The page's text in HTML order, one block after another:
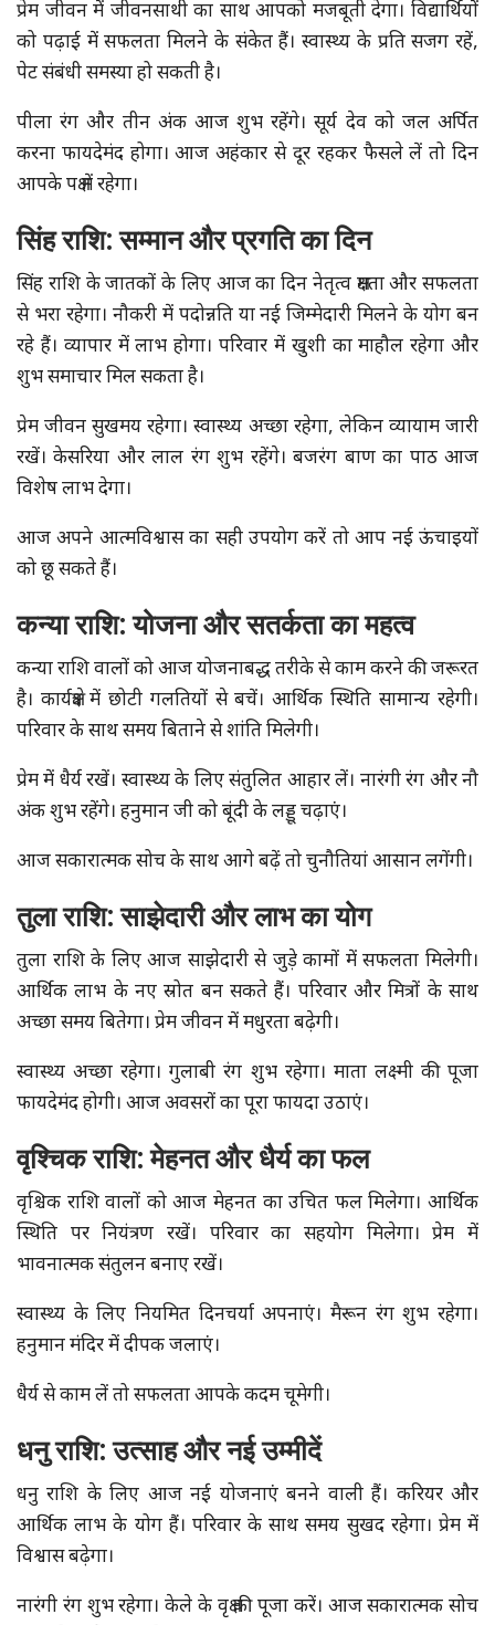
प्रेम जीवन में जीवनसाथी का साथ आपको मजबूती देगा। विद्यार्थियों
को पढ़ाई में सफलता मिलने के संकेत हैं। स्वास्थ्य के प्रति सजग रहें,
पेट संबंधी समस्या हो सकती है।
पीला रंग और तीन अंक आज शुभ रहेंगे। सूर्य देव को जल अर्पित
करना फायदेमंद होगा। आज अहंकार से दूर रहकर फैसले लें तो दिन
आपके पक्ष में रहेगा।
सिंह राशि: सम्मान और प्रगति का दिन
सिंह राशि के जातकों के लिए आज का दिन नेतृत्व क्षमता और सफलता
से भरा रहेगा। नौकरी में पदोन्नति या नई जिम्मेदारी मिलने के योग बन
रहे हैं। व्यापार में लाभ होगा। परिवार में खुशी का माहौल रहेगा और
शुभ समाचार मिल सकता है।
प्रेम जीवन सुखमय रहेगा। स्वास्थ्य अच्छा रहेगा, लेकिन व्यायाम जारी
रखें। केसरिया और लाल रंग शुभ रहेंगे। बजरंग बाण का पाठ आज
विशेष लाभ देगा।
आज अपने आत्मविश्वास का सही उपयोग करें तो आप नई ऊंचाइयों
को छू सकते हैं।
कन्या राशि: योजना और सतर्कता का महत्व
कन्या राशि वालों को आज योजनाबद्ध तरीके से काम करने की जरूरत
है। कार्यक्षेत्र में छोटी गलतियों से बचें। आर्थिक स्थिति सामान्य रहेगी।
परिवार के साथ समय बिताने से शांति मिलेगी।
प्रेम में धैर्य रखें। स्वास्थ्य के लिए संतुलित आहार लें। नारंगी रंग और नौ
अंक शुभ रहेंगे। हनुमान जी को बूंदी के लड्डू चढ़ाएं।
आज सकारात्मक सोच के साथ आगे बढ़ें तो चुनौतियां आसान लगेंगी।
तुला राशि: साझेदारी और लाभ का योग
तुला राशि के लिए आज साझेदारी से जुड़े कामों में सफलता मिलेगी।
आर्थिक लाभ के नए स्रोत बन सकते हैं। परिवार और मित्रों के साथ
अच्छा समय बितेगा। प्रेम जीवन में मधुरता बढ़ेगी।
स्वास्थ्य अच्छा रहेगा। गुलाबी रंग शुभ रहेगा। माता लक्ष्मी की पूजा
फायदेमंद होगी। आज अवसरों का पूरा फायदा उठाएं।
वृश्चिक राशि: मेहनत और धैर्य का फल
वृश्चिक राशि वालों को आज मेहनत का उचित फल मिलेगा। आर्थिक
स्थिति पर नियंत्रण रखें। परिवार का सहयोग मिलेगा। प्रेम में
भावनात्मक संतुलन बनाए रखें।
स्वास्थ्य के लिए नियमित दिनचर्या अपनाएं। मैरून रंग शुभ रहेगा।
हनुमान मंदिर में दीपक जलाएं।
धैर्य से काम लें तो सफलता आपके कदम चूमेगी।
धनु राशि: उत्साह और नई उम्मीदें
धनु राशि के लिए आज नई योजनाएं बनने वाली हैं। करियर और
आर्थिक लाभ के योग हैं। परिवार के साथ समय सुखद रहेगा। प्रेम में
विश्वास बढ़ेगा।
नारंगी रंग शुभ रहेगा। केले के वृक्ष की पूजा करें। आज सकारात्मक सोच